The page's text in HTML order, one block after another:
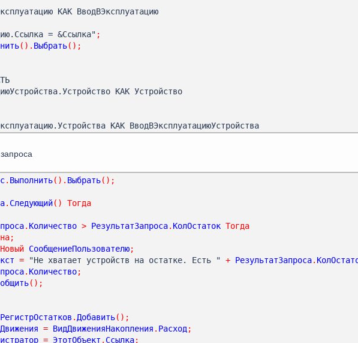
= &Ссылка"
;
(). Выбрать();
. Выполнить(). Выбрать();
. Следующий() Тогда
. Количество > РезультатЗапроса. КолОстаток Тогда
;
Новый СообщениеПользователю;
= "Не хватает устройств на остатке. Есть " + РезультатЗапроса.
. Количество;
();
РегистрОстатков . Добавить();
= ВидДвиженияНакопления . Расход ;
= ЭтотОбъект . Ссылка;